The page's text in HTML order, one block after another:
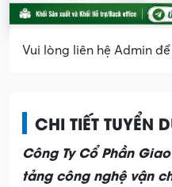
Vui lòng liên hệ Admin
CHI TIẾT TUYỂN
Công Ty Cổ Phần
tảng công nghệ vận